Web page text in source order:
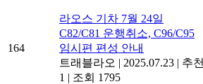
164
라오스 기차 7월 24일
C82/C81 운행취소, C96/C95
임시편 편성 안내
트래블라오 | 2025.07.23 | 추천
1 | 조회 1795